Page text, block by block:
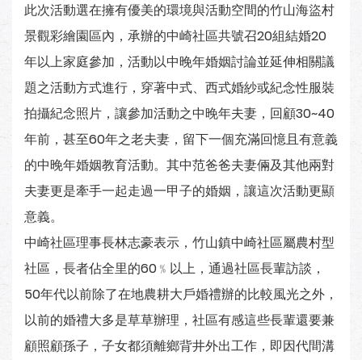
此次活動選在擁有優美的環境與活動空間的竹山海盜村
景觀彩繪園區內，承辦的中崎社區共號召20組結婚20
年以上家庭參加，活動以中晚年婚姻討論並延伸相關議
題之活動方式進行，穿著中式、西式婚紗或紀念性服裝
拍攝紀念照片，讓參加活動之中晚年夫妻，回顧30~40
年前，甚至60年之老夫妻，留下一個充滿回憶且有意義
的中晚年婚姻教育活動。其中范爸爸夫妻倆及其他兩對
夫妻更是牽手一起走過一甲子的婚姻，讓這次活動更顯
意義。
中崎社區理事長林志豪表示，竹山鎮中崎社區屬農村型
社區，長者佔全里的60﹪以上，通過社區長輩訪談，
50年代以前除了在地農耕大戶婚禮辦的比較風光之外，
以前的婚禮大多是草草辦理，社區有感這些長輩還要兼
顧照顧孫子，子女都須離鄉背井外出工作，即因代間溝